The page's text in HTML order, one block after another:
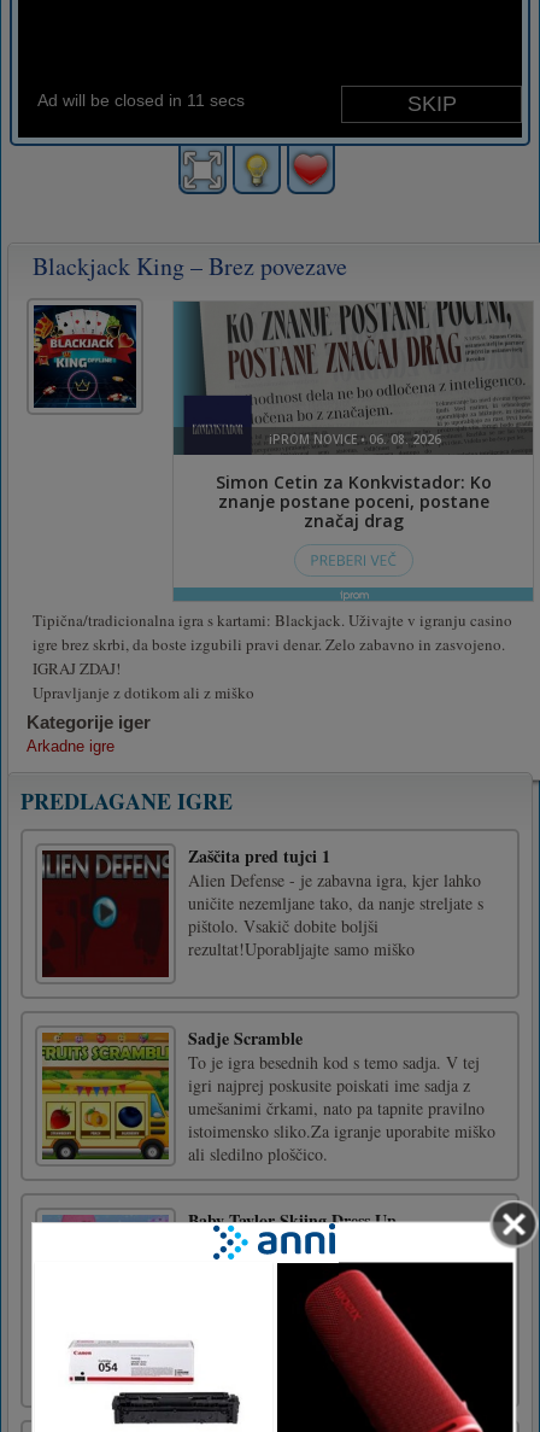
Blackjack King – Brez povezave
Tipična/tradicionalna igra s kartami: Blackjack. Uživajte v igranju casino
igre brez skrbi, da boste izgubili pravi denar. Zelo zabavno in zasvojeno.
IGRAJ ZDAJ!
Upravljanje z dotikom ali z miško
Kategorije iger
Arkadne igre
PREDLAGANE IGRE
Zaščita pred tujci 1
Alien Defense - je zabavna igra, kjer lahko
uničite nezemljane tako, da nanje streljate s
pištolo. Vsakič dobite boljši
rezultat!Uporabljajte samo miško
Sadje Scramble
To je igra besednih kod s temo sadja. V tej
igri najprej poskusite poiskati ime sadja z
umešanimi črkami, nato pa tapnite pravilno
istoimensko sliko.Za igranje uporabite miško
ali sledilno ploščico.
Baby Taylor Skiing Dress Up
Taylor obožuje smučanje! Prejšnji teden je
Taylor doživela razburljivo smučarsko
izkušnjo. Upa, da bo spet šla tja. Danes bo
Taylorjeva mama peljala Taylor in Jessico v
nakupovanje novih čudovitih smučarskih
kombinezonov. Pričakuje se, da bosta dekleti
postali lepi in profesional [...]